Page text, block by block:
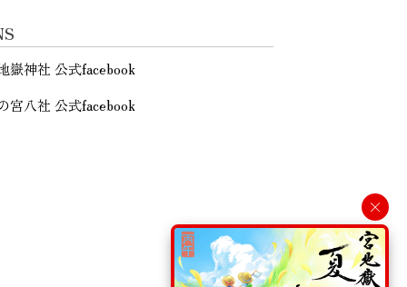
嶽神社 公式facebook
宮八社 公式facebook
×